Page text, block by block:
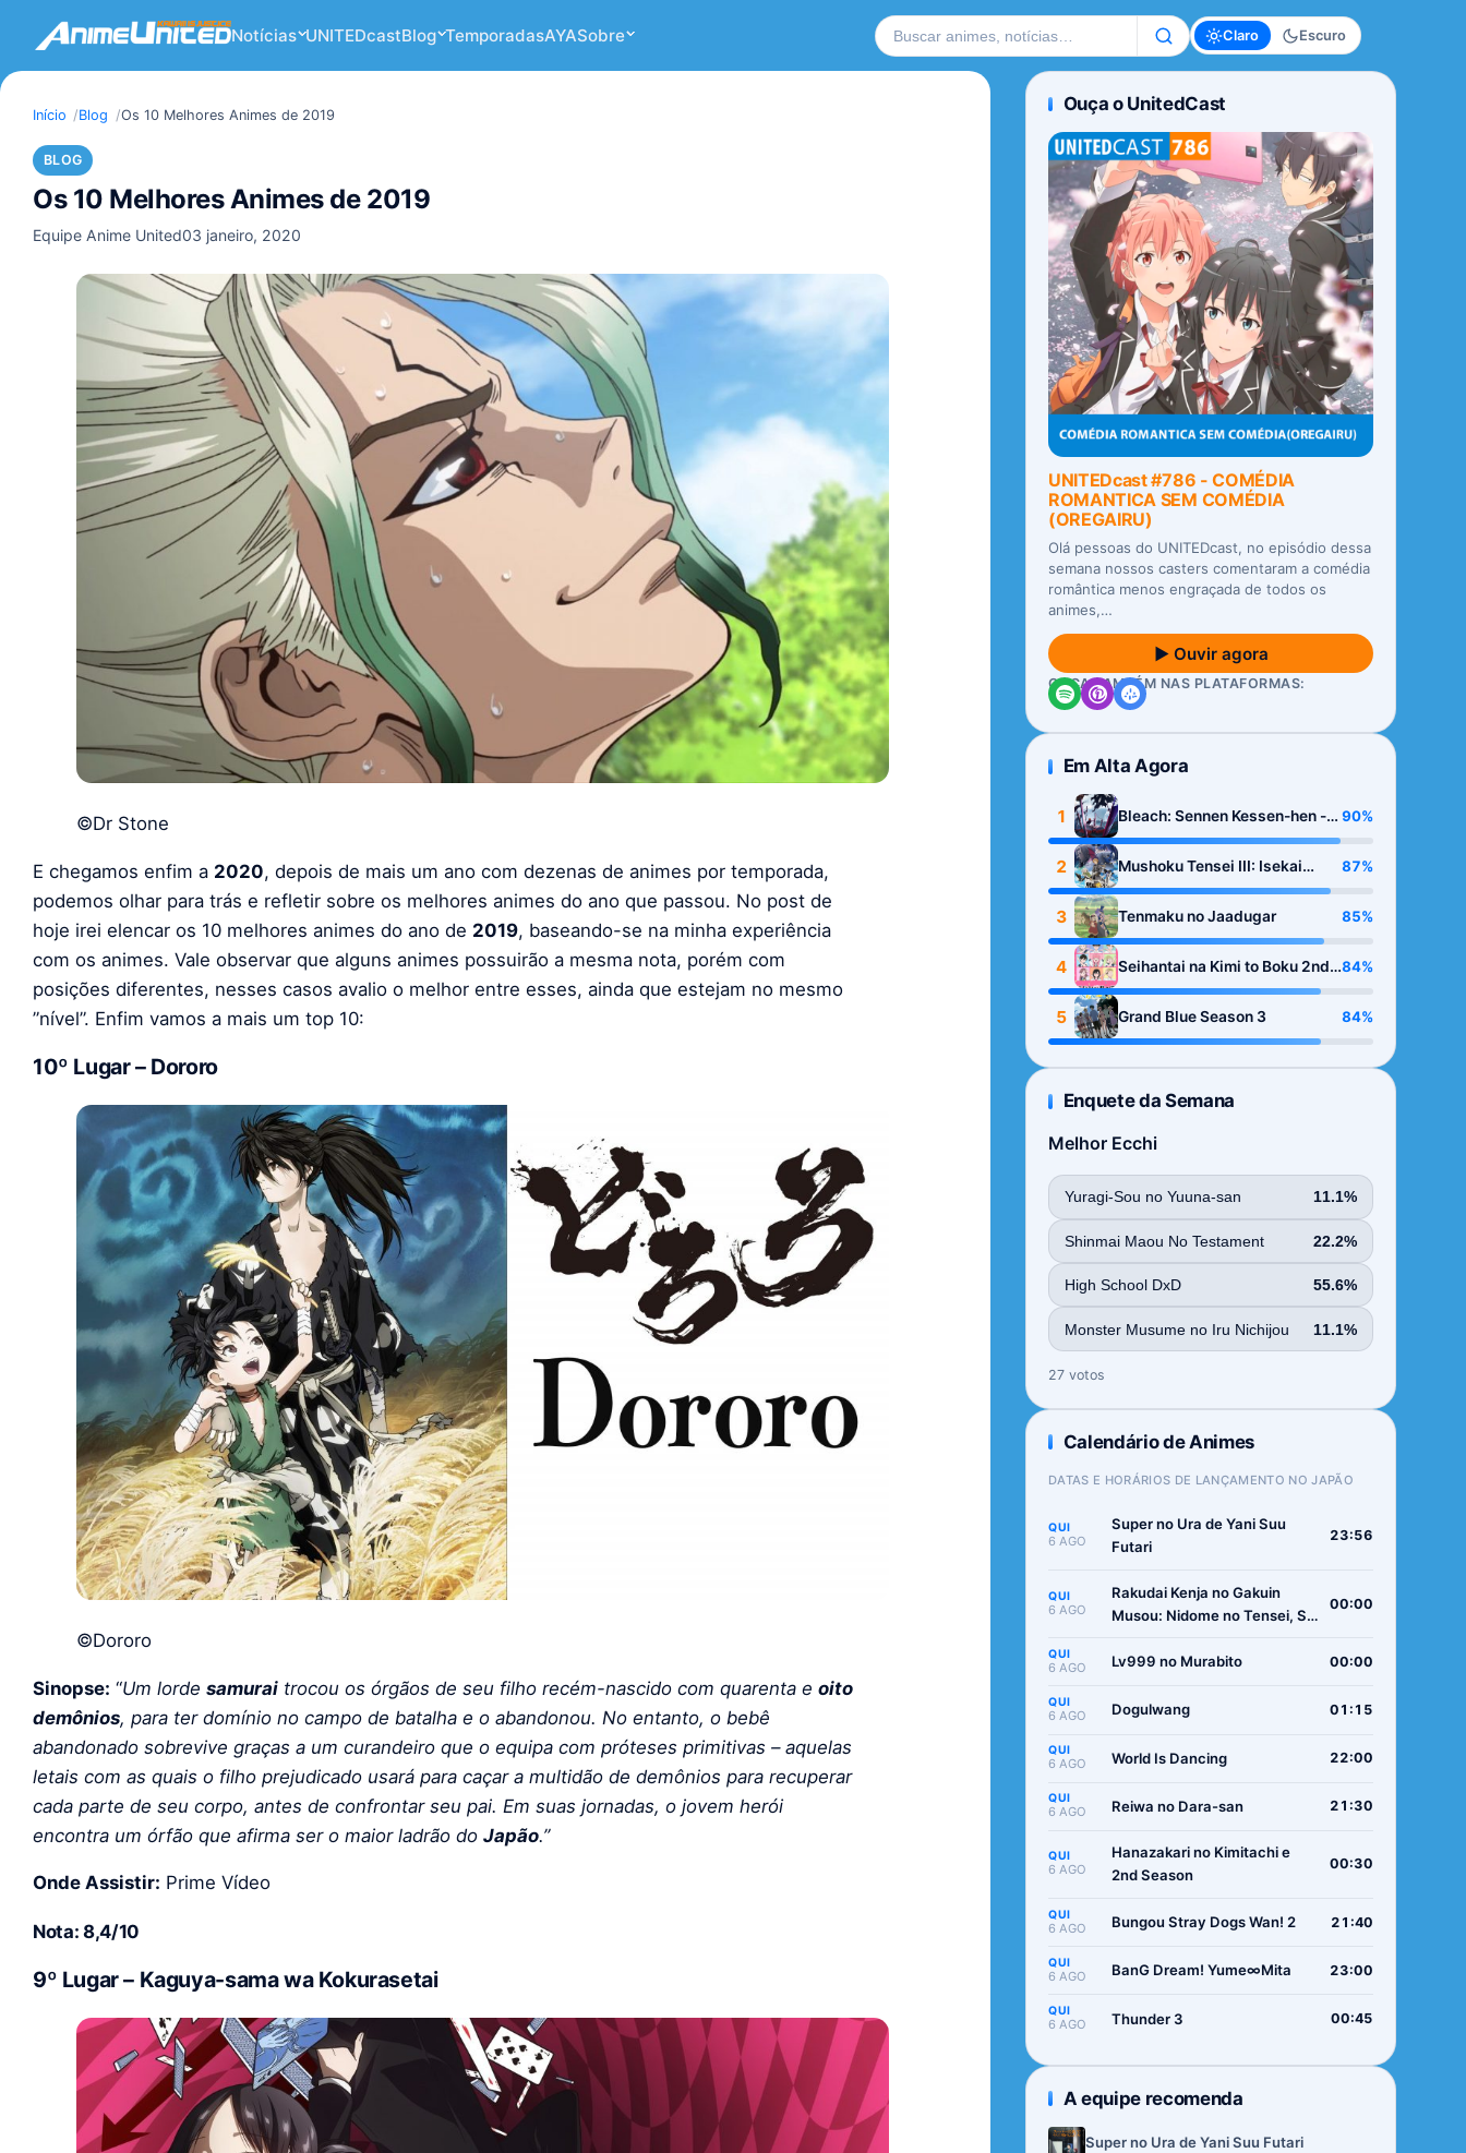
Notícias UNITEDcastBlog TemporadasAYASobre Buscar no site Claro Escuro
Início Blog Os 10 Melhores Animes de 2019
BLOG
Os 10 Melhores Animes de 2019
Equipe Anime United03 janeiro, 2020
©Dr Stone
E chegamos enfim a 2020, depois de mais um ano com dezenas de animes por temporada,
podemos olhar para trás e refletir sobre os melhores animes do ano que passou. No post de
hoje irei elencar os 10 melhores animes do ano de 2019, baseando-se na minha experiência
com os animes. Vale observar que alguns animes possuirão a mesma nota, porém com
posições diferentes, nesses casos avalio o melhor entre esses, ainda que estejam no mesmo
”nível”. Enfim vamos a mais um top 10:
10º Lugar – Dororo
©Dororo
Sinopse: “Um lorde samurai trocou os órgãos de seu filho recém-nascido com quarenta e oito
demônios, para ter domínio no campo de batalha e o abandonou. No entanto, o bebê
abandonado sobrevive graças a um curandeiro que o equipa com próteses primitivas – aquelas
letais com as quais o filho prejudicado usará para caçar a multidão de demônios para recuperar
cada parte de seu corpo, antes de confrontar seu pai. Em suas jornadas, o jovem herói
encontra um órfão que afirma ser o maior ladrão do Japão.”
Onde Assistir: Prime Vídeo
Nota: 8,4/10
9º Lugar – Kaguya-sama wa Kokurasetai
Ouça o UnitedCast
UNITEDcast #786 - COMÉDIA
ROMANTICA SEM COMÉDIA
(OREGAIRU)
Olá pessoas do UNITEDcast, no episódio dessa
semana nossos casters comentaram a comédia
romântica menos engraçada de todos os
animes,…
▶ Ouvir agora
OUÇA TAMBÉM NAS PLATAFORMAS:
Em Alta Agora
1
Bleach: Sennen Kessen-hen -
Kashin-tan
90%
2
Mushoku Tensei III: Isekai
Ittara Honki Dasu
87%
3 Tenmaku no Jaadugar 85%
4
Seihantai na Kimi to Boku 2nd
Season
84%
5 Grand Blue Season 3 84%
Enquete da Semana
Melhor Ecchi
Yuragi-Sou no Yuuna-san 11.1%
Shinmai Maou No Testament 22.2%
High School DxD 55.6%
Monster Musume no Iru Nichijou 11.1%
27 votos
Calendário de Animes
DATAS E HORÁRIOS DE LANÇAMENTO NO JAPÃO
QUI
6 AGO
Super no Ura de Yani Suu
Futari
23:56
QUI
6 AGO
Rakudai Kenja no Gakuin
Musou: Nidome no Tensei, S-
Boukenroku
00:00
QUI
6 AGO Lv999 no Murabito 00:00
QUI
6 AGO Dogulwang 01:15
QUI
6 AGO World Is Dancing 22:00
QUI
6 AGO Reiwa no Dara-san 21:30
QUI
6 AGO
Hanazakari no Kimitachi e
2nd Season
00:30
QUI
6 AGO Bungou Stray Dogs Wan! 2 21:40
QUI
6 AGO BanG Dream! Yume∞Mita 23:00
QUI
6 AGO Thunder 3 00:45
A equipe recomenda
Super no Ura de Yani Suu Futari